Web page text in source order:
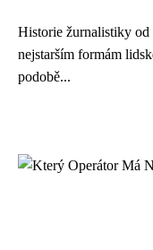
Historie žurnalistiky
nejstarším formám
podobě...